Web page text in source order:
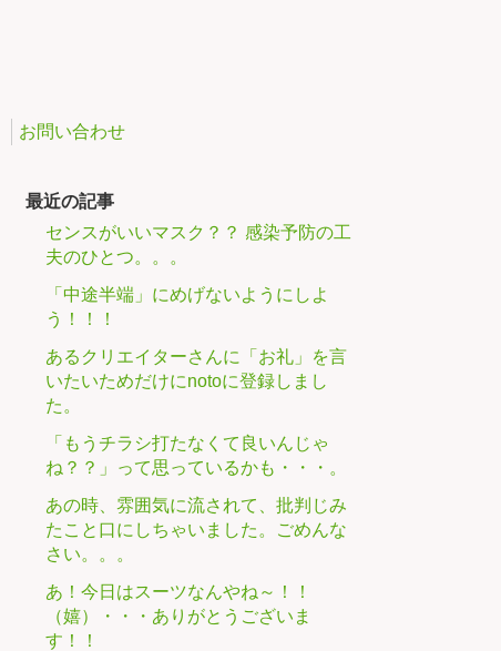
お問い合わせ
最近の記事
センスがいいマスク？？ 感染予防の工
夫のひとつ。。。
「中途半端」にめげないようにしよ
う！！！
あるクリエイターさんに「お礼」を言
いたいためだけにnotoに登録しまし
た。
「もうチラシ打たなくて良いんじゃ
ね？？」って思っているかも・・・。
あの時、雰囲気に流されて、批判じみ
たこと口にしちゃいました。ごめんな
さい。。。
あ！今日はスーツなんやね～！！
（嬉）・・・ありがとうございま
す！！